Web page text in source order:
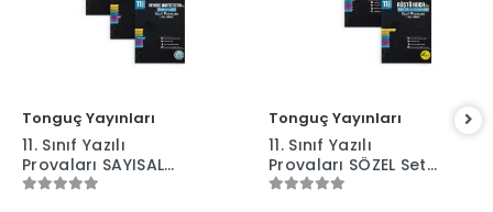
Tonguç Yayınları
11. Sınıf Yazılı
Provaları SAYISAL
Set - 4 Kitap 1 ve 2.
Tonguç Yayınları
11. Sınıf Yazılı
Provaları SÖZEL Set
- 3 Kitap 1 ve 2.